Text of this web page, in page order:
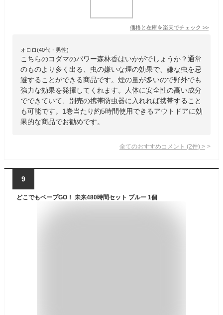
価格と在庫を楽天でチェック >>
オロロ(40代・男性)
こちらのコダマのパワー森林香はいかがでしょうか？通常
のものより多く出る、虫の嫌いな煙の効果で、嫌な虫を忌
避することができる商品です。煙の量が多いので野外でも
強力な効果を発揮してくれます。人体に安全性の高い成分
でできていて、別売の携帯防虫器に入れれば携帯すること
も可能です。1巻当たり約5時間使用できるアウトドアに効
果的な商品でお勧めです。
全てのおすすめコメント (2件) >
9
どこでもベープGO！ 未来480時間セット ブルー 1個